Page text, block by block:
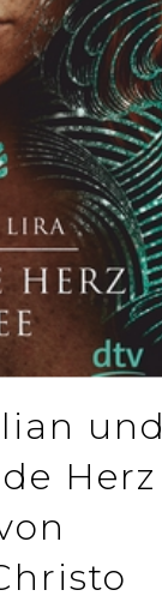
und
Herz